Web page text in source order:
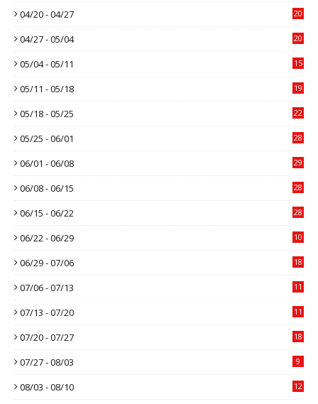
04/20 - 04/27 20
04/27 - 05/04 20
05/04 - 05/11 15
05/11 - 05/18 19
05/18 - 05/25 22
05/25 - 06/01 28
06/01 - 06/08 29
06/08 - 06/15 28
06/15 - 06/22 28
06/22 - 06/29 10
06/29 - 07/06 18
07/06 - 07/13 11
07/13 - 07/20 11
07/20 - 07/27 18
07/27 - 08/03 9
08/03 - 08/10 12